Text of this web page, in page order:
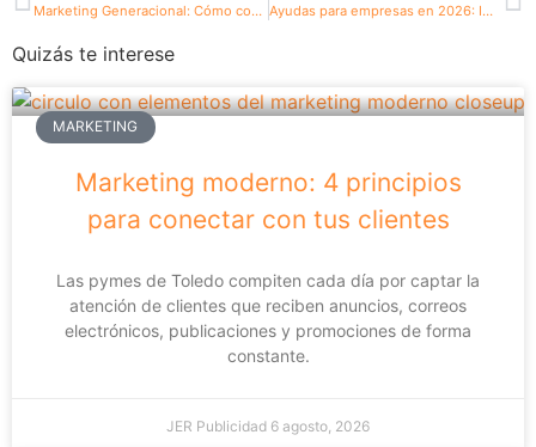
Marketing Generacional: Cómo conquistar a Boomers y Gen X en la era digital Ayudas para empresas en 2026: Impulsa tu proyecto
Quizás te interese
MARKETING
Marketing moderno: 4 principios
para conectar con tus clientes
Las pymes de Toledo compiten cada día por captar la
atención de clientes que reciben anuncios, correos
electrónicos, publicaciones y promociones de forma
constante.
JER Publicidad 6 agosto, 2026